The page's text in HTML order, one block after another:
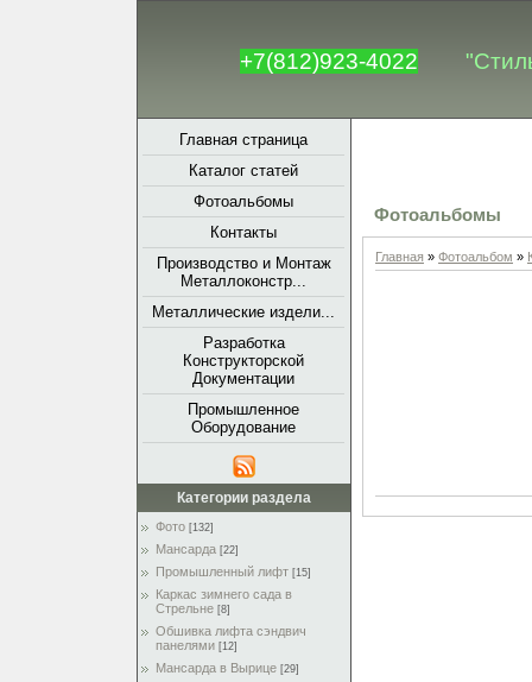
+7(812)923-4022
Главная страница
Каталог статей
Фотоальбомы
Контакты
Производство и Монтаж
Металлоконстр...
Металлические издели...
Разработка
Конструкторской
Документации
Промышленное
Оборудование
Категории раздела
Фото [132]
Мансарда [22]
Промышленный лифт [15]
Каркас зимнего сада в
Стрельне [8]
Обшивка лифта сэндвич
панелями [12]
Мансарда в Вырице [29]
Фотоальбомы
Главная » Фотоальбом »